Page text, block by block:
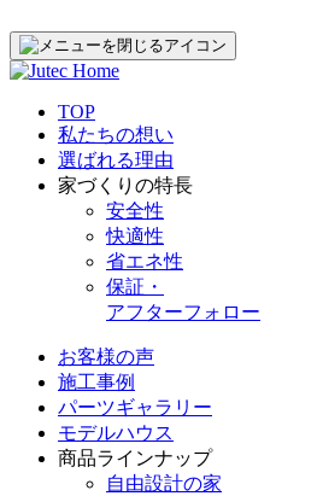
TOP
私たちの想い
選ばれる理由
家づくりの特長
安全性
快適性
省エネ性
保証・
アフターフォロー
お客様の声
施工事例
パーツギャラリー
モデルハウス
商品ラインナップ
自由設計の家